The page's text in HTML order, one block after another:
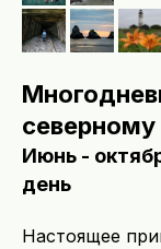
Июнь -
день
Настоящее